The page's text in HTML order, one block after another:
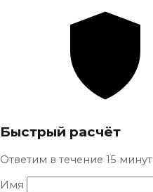
Быстрый расчёт
Ответим в течение 15 минут
Имя